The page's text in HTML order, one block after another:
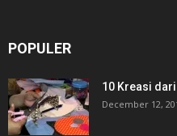
POPULER
10 Kreasi
December 12,